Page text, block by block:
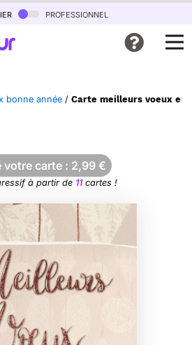
professionnel
bonne année / Carte meilleurs voeux en
votre carte : 2,99 €
à partir de 11cartes !